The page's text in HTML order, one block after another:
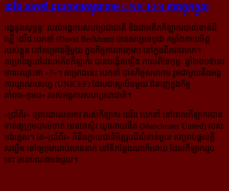
ដេវីដ បេកខាំ ជួយ​កុមារ​កម្ពុជា​តាម UNICEF៖ ភាព​ក្ដុក​ក្ដួល
អង្គទូតសុច្ឆន្ទៈ របស់អង្គការសហប្រជាជាតិ និងជាអតីតកីឡាករ​បាល់ទាត់ដ៏
ល្បី ដេវិដ បេកខាំ (David Beck­ham) បានសម្រេចបូជា កម្លាំងកាយចិត្ត
របស់ខ្លួន នៅគម្រោងថ្មីមួយ ក្នុងកិច្ចការពារកុមារ នៅក្នុង​ពិភពលោក។
គម្រោងមួយដែលអតីតកីឡាករ បានបង្កើតឡើង កាលពីខែកុម្ភៈ ឆ្នាំ២០១៥នេះ
មានឈ្មោះថា «7»។ គម្រោង​នេះ បេកខាំ បានកិច្ចសហការ រួមជាមួយនឹងអង្គ
ការយូណេសេហ្វ (UNICEF) ដែលជាស្ថាប័នមួយ ជំនាញ​ក្នុង​កិច្ច
គាំពារ«កុមារ» របស់អង្គការសហប្រជាជាតិ។
«ប្រាំពីរ» ព្រោះជាលេខអាវ របស់កីឡាករ ដេវិដ បេកខាំ នៅពេលកីឡាករបាន
ទាត់ឲ្យក្រុមបាល់ទាត់ មេនឆេស្ទ័រ យូណាយធីត (Manches­ter United) របស់
អង់គ្លេស។ តែ«ប្រាំពីរ» ក៏នឹងក្លាយជានិមិត្តរូបដ៏សំខាន់មួយ សម្រាប់​ផ្ដល់ក្ដី
សង្ឃឹម ទៅឲ្យកុមាររាប់លាននាក់ នៅទីកន្លែងណាក៏ដោយ ដែលកីឡាកររូប
នេះ មាន​បំណង​ចង់​ជួយ។